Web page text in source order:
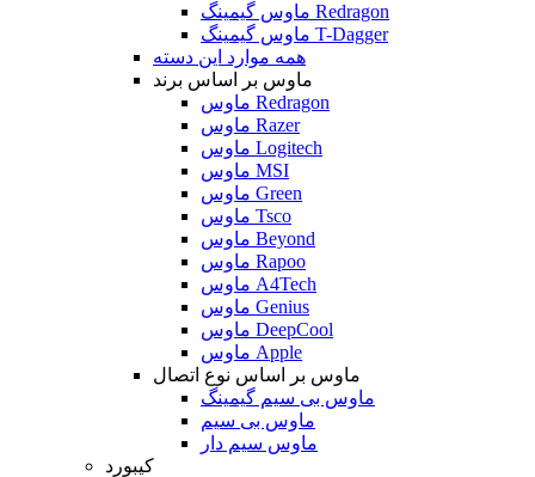
ماوس گیمینگ Redragon
ماوس گیمینگ T-Dagger
همه موارد این دسته
ماوس بر اساس برند
ماوس Redragon
ماوس Razer
ماوس Logitech
ماوس MSI
ماوس Green
ماوس Tsco
ماوس Beyond
ماوس Rapoo
ماوس A4Tech
ماوس Genius
ماوس DeepCool
ماوس Apple
ماوس بر اساس نوع اتصال
ماوس بی سیم گیمینگ
ماوس بی سیم
ماوس سیم دار
کیبورد